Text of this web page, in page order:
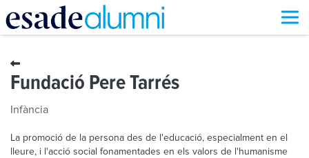
contingut
Fundació Pere Tarrés
Infància
La promoció de la persona des de l'educació, especialment en el
lleure, i l'acció social fonamentades en els valors de l'humanisme